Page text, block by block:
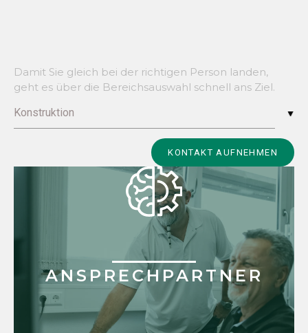
ANSPRECHPARTNER
Damit Sie gleich bei der richtigen Person landen,
geht es über die Bereichsauswahl schnell ans Ziel.
Konstruktion
KONTAKT AUFNEHMEN